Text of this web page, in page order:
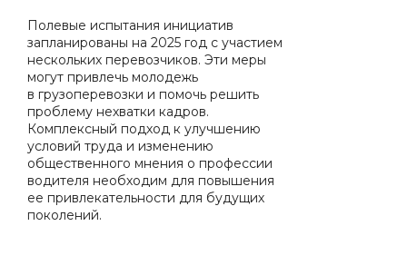
Полевые испытания инициатив
запланированы на 2025 год с участием
нескольких перевозчиков. Эти меры
могут привлечь молодежь
в грузоперевозки и помочь решить
проблему нехватки кадров.
Комплексный подход к улучшению
условий труда и изменению
общественного мнения о профессии
водителя необходим для повышения
ее привлекательности для будущих
поколений.